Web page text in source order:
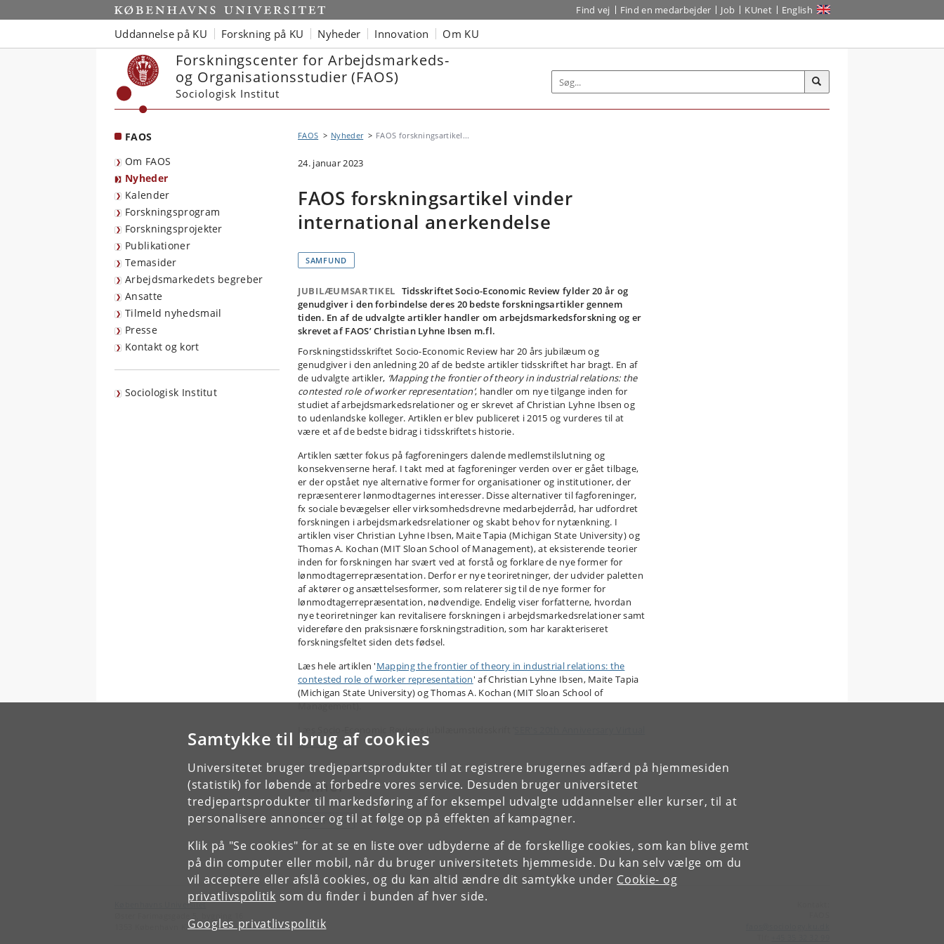
Samtykke til brug af cookies
Universitetet bruger tredjepartsprodukter til at registrere brugernes adfærd på hjemmesiden
(statistik) for løbende at forbedre vores service. Desuden bruger universitetet
tredjepartsprodukter til markedsføring af for eksempel udvalgte uddannelser eller kurser, til at
personalisere annoncer og til at følge op på effekten af kampagner.
Klik på "Se cookies" for at se en liste over udbyderne af de forskellige cookies, som kan blive gemt
på din computer eller mobil, når du bruger universitetets hjemmeside. Du kan selv vælge om du
vil acceptere eller afslå cookies, og du kan altid ændre dit samtykke under Cookie- og
privatlivspolitik som du finder i bunden af hver side.
Googles privatlivspolitik
Start Find vej Find en medarbejder Job KUnet English
Uddannelse på KU Forskning på KU Nyheder Innovation Om KU
Forskningscenter for Arbejdsmarkeds-
og Organisationsstudier (FAOS)
Sociologisk Institut
FAOS
Om FAOS
Nyheder
Kalender
Forskningsprogram
Forskningsprojekter
Publikationer
Temasider
Arbejdsmarkedets begreber
Ansatte
Tilmeld nyhedsmail
Presse
Kontakt og kort
Sociologisk Institut
FAOS Nyheder FAOS forskningsartikel...
24. januar 2023
FAOS forskningsartikel vinder
international anerkendelse
SAMFUND
JUBILÆUMSARTIKEL Tidsskriftet Socio-Economic Review fylder 20 år og
genudgiver i den forbindelse deres 20 bedste forskningsartikler gennem
tiden. En af de udvalgte artikler handler om arbejdsmarkedsforskning og er
skrevet af FAOS’ Christian Lyhne Ibsen m.fl.
Forskningstidsskriftet Socio-Economic Review har 20 års jubilæum og
genudgiver i den anledning 20 af de bedste artikler tidsskriftet har bragt. En af
de udvalgte artikler, ‘Mapping the frontier of theory in industrial relations: the
contested role of worker representation’, handler om nye tilgange inden for
studiet af arbejdsmarkedsrelationer og er skrevet af Christian Lyhne Ibsen og
to udenlandske kolleger. Artiklen er blev publiceret i 2015 og vurderes til at
være et af de bedste bidrag i tidsskriftets historie.
Artiklen sætter fokus på fagforeningers dalende medlemstilslutning og
konsekvenserne heraf. I takt med at fagforeninger verden over er gået tilbage,
er der opstået nye alternative former for organisationer og institutioner, der
repræsenterer lønmodtagernes interesser. Disse alternativer til fagforeninger,
fx sociale bevægelser eller virksomhedsdrevne medarbejderråd, har udfordret
forskningen i arbejdsmarkedsrelationer og skabt behov for nytænkning. I
artiklen viser Christian Lyhne Ibsen, Maite Tapia (Michigan State University) og
Thomas A. Kochan (MIT Sloan School of Management), at eksisterende teorier
inden for forskningen har svært ved at forstå og forklare de nye former for
lønmodtagerrepræsentation. Derfor er nye teoriretninger, der udvider paletten
af aktører og ansættelsesformer, som relaterer sig til de nye former for
lønmodtagerrepræsentation, nødvendige. Endelig viser forfatterne, hvordan
nye teoriretninger kan revitalisere forskningen i arbejdsmarkedsrelationer samt
videreføre den praksisnære forskningstradition, som har karakteriseret
forskningsfeltet siden dets fødsel.
Læs hele artiklen 'Mapping the frontier of theory in industrial relations: the
contested role of worker representation' af Christian Lyhne Ibsen, Maite Tapia
(Michigan State University) og Thomas A. Kochan (MIT Sloan School of
Management).
Læs Socio-Economic Reviews jubilæumstidsskrift ’
Special Issue ’.
Emner
SAMFUND
Københavns Universitet